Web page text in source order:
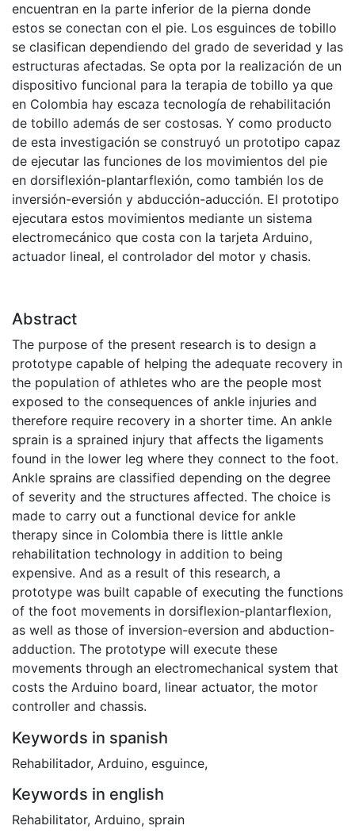
encuentran en la parte inferior de la pierna donde
estos se conectan con el pie. Los esguinces de tobillo
se clasifican dependiendo del grado de severidad y las
estructuras afectadas. Se opta por la realización de un
dispositivo funcional para la terapia de tobillo ya que
en Colombia hay escaza tecnología de rehabilitación
de tobillo además de ser costosas. Y como producto
de esta investigación se construyó un prototipo capaz
de ejecutar las funciones de los movimientos del pie
en dorsiflexión-plantarflexión, como también los de
inversión-eversión y abducción-aducción. El prototipo
ejecutara estos movimientos mediante un sistema
electromecánico que costa con la tarjeta Arduino,
actuador lineal, el controlador del motor y chasis.
Abstract
The purpose of the present research is to design a
prototype capable of helping the adequate recovery in
the population of athletes who are the people most
exposed to the consequences of ankle injuries and
therefore require recovery in a shorter time. An ankle
sprain is a sprained injury that affects the ligaments
found in the lower leg where they connect to the foot.
Ankle sprains are classified depending on the degree
of severity and the structures affected. The choice is
made to carry out a functional device for ankle
therapy since in Colombia there is little ankle
rehabilitation technology in addition to being
expensive. And as a result of this research, a
prototype was built capable of executing the functions
of the foot movements in dorsiflexion-plantarflexion,
as well as those of inversion-eversion and abduction-
adduction. The prototype will execute these
movements through an electromechanical system that
costs the Arduino board, linear actuator, the motor
controller and chassis.
Keywords in spanish
Rehabilitador, Arduino, esguince,
Keywords in english
Rehabilitator, Arduino, sprain